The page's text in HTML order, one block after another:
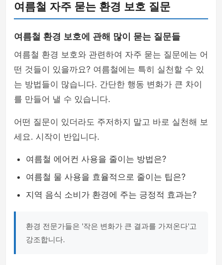
여름철 자주 묻는 환경 보호 질문
여름철 환경 보호에 관해 많이 묻는 질문들
여름철 환경 보호와 관련하여 자주 묻는 질문에는 어
떤 것들이 있을까요? 여름철에는 특히 실천할 수 있
는 방법들이 많습니다. 간단한 행동 변화가 큰 차이
를 만들어 낼 수 있습니다.
어떤 질문이 있더라도 주저하지 말고 바로 실천해 보
세요. 시작이 반입니다.
여름철 에어컨 사용을 줄이는 방법은?
여름철 물 사용을 효율적으로 줄이는 팁은?
지역 음식 소비가 환경에 주는 긍정적 효과는?
환경 전문가들은 '작은 변화가 큰 결과를 가져온다'고
강조합니다.